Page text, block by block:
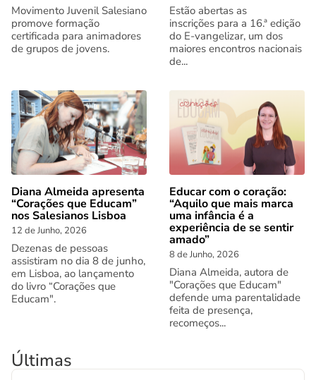
Movimento Juvenil Salesiano
promove formação
certificada para animadores
de grupos de jovens.
Estão abertas as
inscrições para a 16.ª edição
do E-vangelizar, um dos
maiores encontros nacionais
de...
Diana Almeida apresenta
“Corações que Educam”
nos Salesianos Lisboa
12 de Junho, 2026
Dezenas de pessoas
assistiram no dia 8 de junho,
em Lisboa, ao lançamento
do livro “Corações que
Educam".
Educar com o coração:
“Aquilo que mais marca
uma infância é a
experiência de se sentir
amado”
8 de Junho, 2026
Diana Almeida, autora de
"Corações que Educam"
defende uma parentalidade
feita de presença,
recomeços...
Últimas